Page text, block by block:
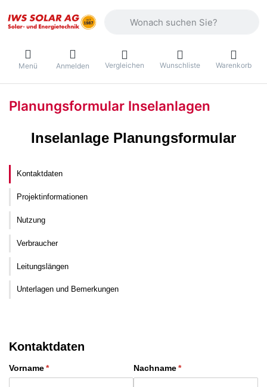
Menü Anmelden Vergleichen Wunschliste Warenkorb
Planungsformular Inselanlagen